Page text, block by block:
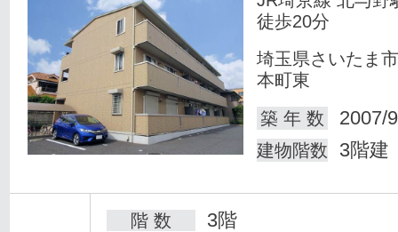
徒歩20分
埼玉県さいたま
本町東
築 年 数
2007/
建物階数 3階建
階 数 3階